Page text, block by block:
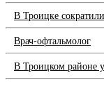
В Троицке
Врач-офтальмолог
В Троицком районе